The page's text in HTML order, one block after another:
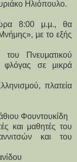
Ηλιόπουλο.
8:00 μ.μ., θα
με το εξής
Πνευματικού
φλόγας σε μικρά
πλατεία
Φουντουκίδη
και μαθητές του
και του